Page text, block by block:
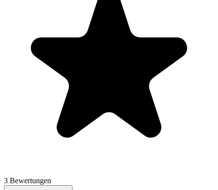
3 Bewertungen